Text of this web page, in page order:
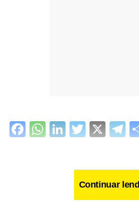
Facebook
WhatsApp
LinkedIn
Twitter
X
Continuar